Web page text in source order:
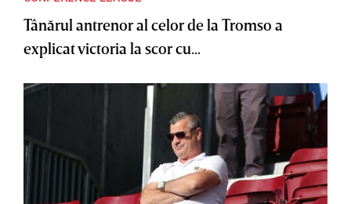
Tânărul antrenor al celor de la Tromso a
explicat victoria la scor cu...